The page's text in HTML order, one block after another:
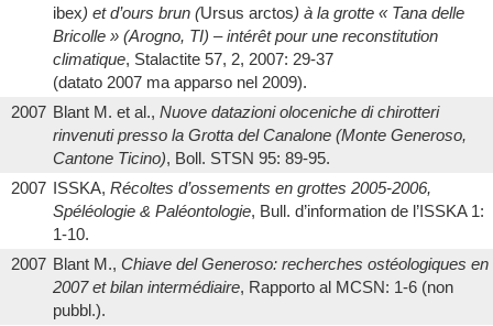
ibex) et d’ours brun (Ursus arctos) à la grotte « Tana delle
Bricolle » (Arogno, TI) – intérêt pour une reconstitution
climatique, Stalactite 57, 2, 2007: 29-37
(datato 2007 ma apparso nel 2009).
2007 Blant M. et al., Nuove datazioni oloceniche di chirotteri
rinvenuti presso la Grotta del Canalone (Monte Generoso,
Cantone Ticino), Boll. STSN 95: 89-95.
2007 ISSKA, Récoltes d’ossements en grottes 2005-2006,
Spéléologie & Paléontologie, Bull. d’information de l’ISSKA 1:
1-10.
2007 Blant M., Chiave del Generoso: recherches ostéologiques en
2007 et bilan intermédiaire, Rapporto al MCSN: 1-6 (non
pubbl.).